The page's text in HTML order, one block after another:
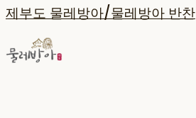
제부도 물레방아/물레방아 반찬